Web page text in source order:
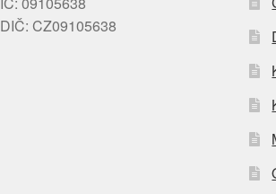
DIČ: CZ09105638